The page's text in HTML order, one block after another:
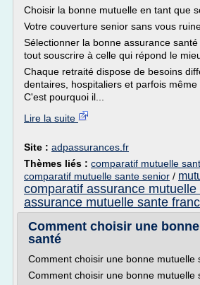
Choisir la bonne mutuelle en tant que
Votre couverture senior sans vous
Sélectionner la bonne assurance
tout souscrire à celle qui répond le
Chaque retraité dispose de besoins
dentaires, hospitaliers et parfois même
C'est pourquoi il...
Lire la suite
Site : adpassurances.fr
Thèmes liés : comparatif mutuelle
comparatif mutuelle sante senior /
comparatif assurance mutuelle
assurance mutuelle sante
Comment choisir une
santé
Comment choisir une bonne mutuelle
Comment choisir une bonne mutuelle